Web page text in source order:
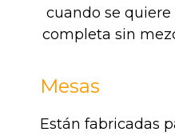
cuando se
completa sin
Mesas
Están fabricadas